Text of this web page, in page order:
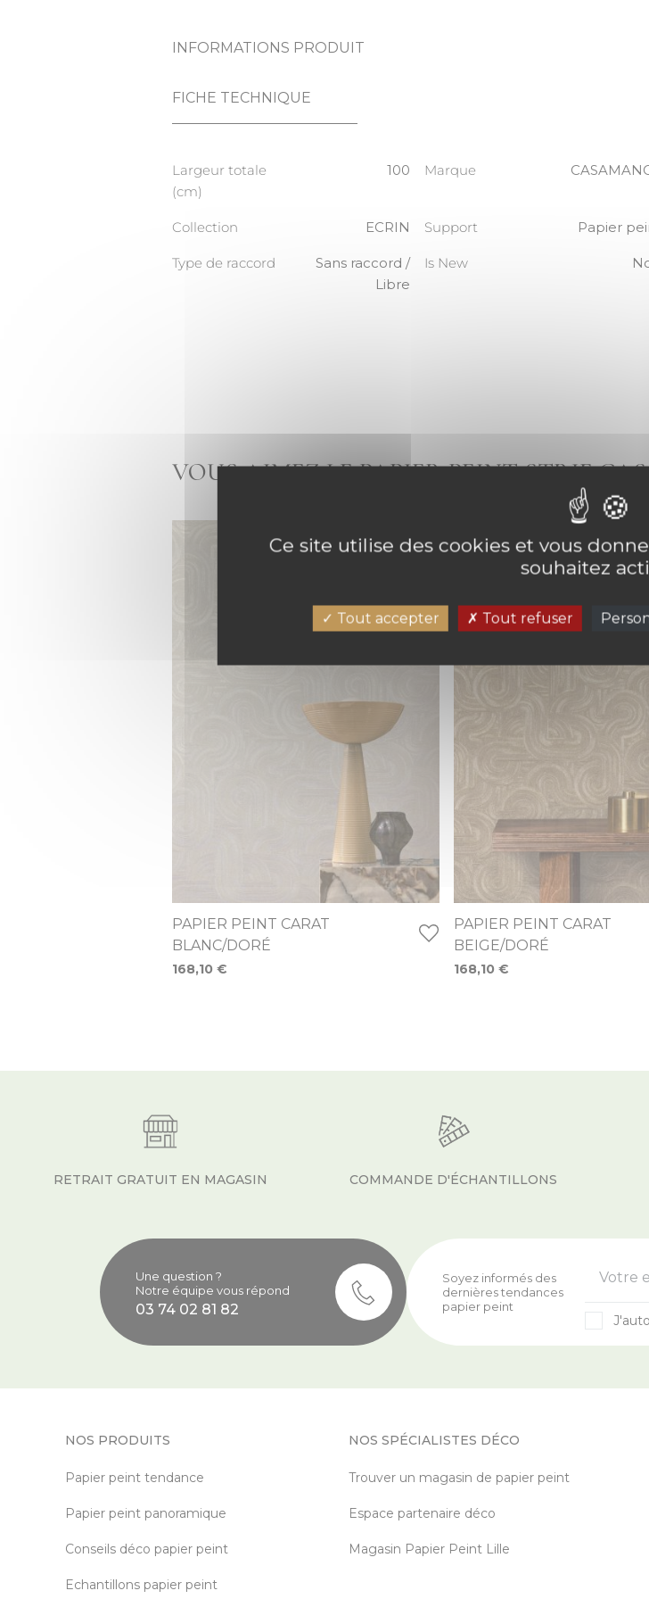
INFORMATIONS PRODUIT
FICHE TECHNIQUE
Largeur totale
(cm)
100 Marque
Collection ECRIN Support Papier
Type de raccord
Sans raccord /
Libre
Is New
VOUS AIMEZ LE PAPIER PEINT STRIE
PAPIER PEINT CARAT
BLANC/DORÉ
168,10 €
PAPIER PEINT CARAT
BEIGE/DORÉ
168,10 €
RETRAIT GRATUIT EN MAGASIN COMMANDE D'ÉCHANTILLONS
Une question ?
Notre équipe vous répond
03 74 02 81 82
Soyez informés des
dernières tendances
papier peint
Votre
NOS PRODUITS
Papier peint tendance
Papier peint panoramique
Conseils déco papier peint
Echantillons papier peint
NOS SPÉCIALISTES DÉCO
Trouver un magasin de papier peint
Espace partenaire déco
Magasin Papier Peint Lille
Ce site utilise des cookies et vous
souhaitez
Tout accepter Tout refuser